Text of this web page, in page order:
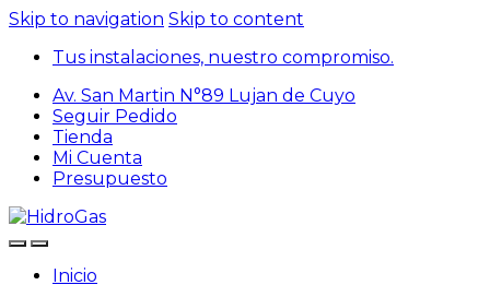
Skip to navigation Skip to content
Tus instalaciones, nuestro compromiso.
Av. San Martin N°89 Lujan de Cuyo
Seguir Pedido
Tienda
Mi Cuenta
Presupuesto
Inicio